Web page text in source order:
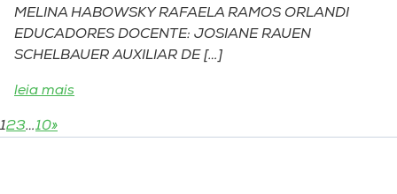
MELINA HABOWSKY RAFAELA RAMOS ORLANDI
EDUCADORES DOCENTE: JOSIANE RAUEN
SCHELBAUER AUXILIAR DE […]
leia mais
123…10»